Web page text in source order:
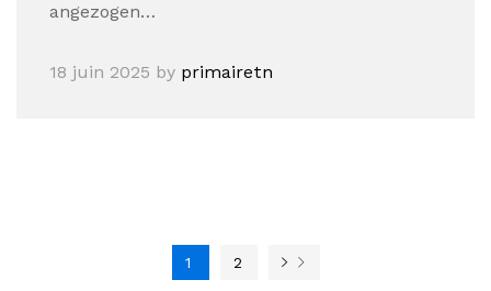
angezogen…
18 juin 2025 by primairetn
1 2